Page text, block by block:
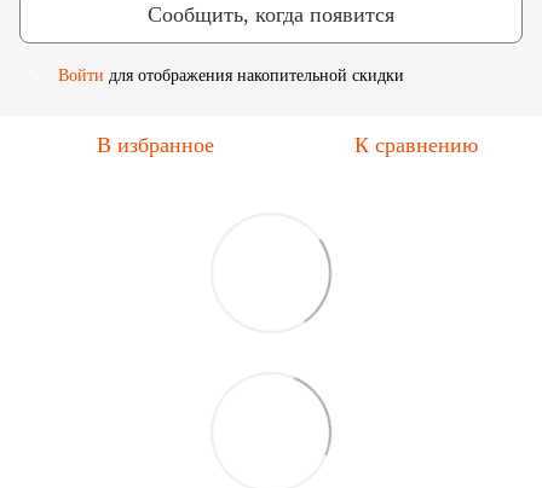
Сообщить, когда появится
Войти для отображения накопительной скидки
В избранное К сравнению